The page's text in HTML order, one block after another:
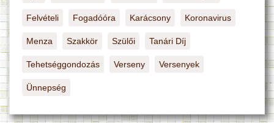
Felvételi Fogadóóra Karácsony Koronavirus
Menza Szakkör Szülői Tanári Díj
Tehetséggondozás Verseny Versenyek
Ünnepség